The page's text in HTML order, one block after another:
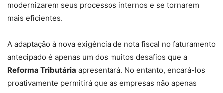
modernizarem seus processos internos e se tornarem
mais eficientes.
A adaptação à nova exigência de nota fiscal no faturamento
antecipado é apenas um dos muitos desafios que a
Reforma Tributária apresentará. No entanto, encará-los
proativamente permitirá que as empresas não apenas